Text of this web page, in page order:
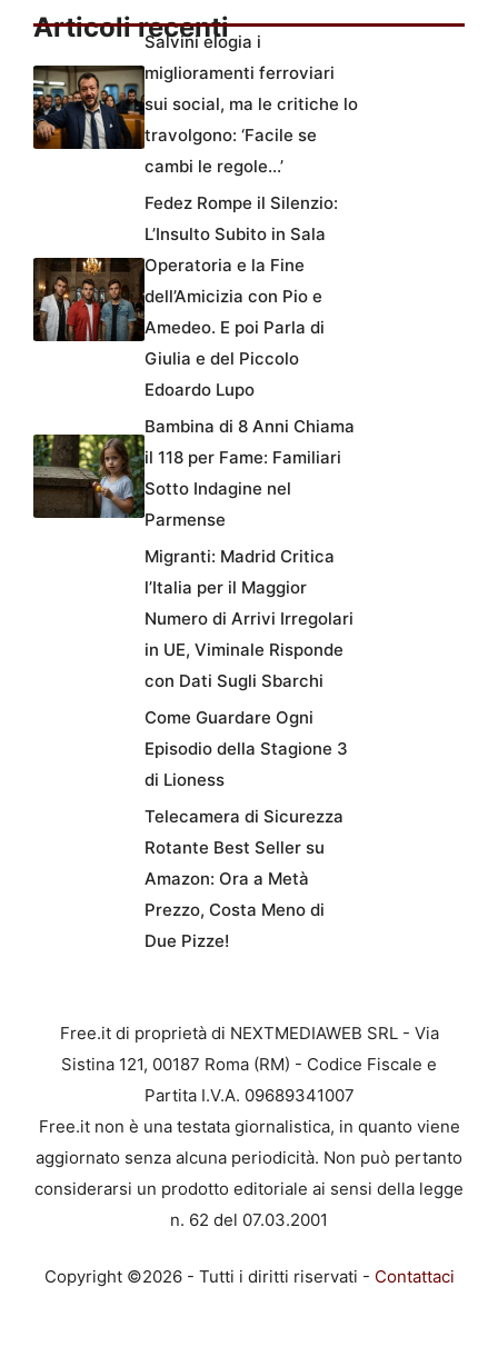
Articoli recenti
Salvini elogia i
miglioramenti ferroviari
sui social, ma le critiche lo
travolgono: ‘Facile se
cambi le regole…’
Fedez Rompe il Silenzio:
L’Insulto Subito in Sala
Operatoria e la Fine
dell’Amicizia con Pio e
Amedeo. E poi Parla di
Giulia e del Piccolo
Edoardo Lupo
Bambina di 8 Anni Chiama
il 118 per Fame: Familiari
Sotto Indagine nel
Parmense
Migranti: Madrid Critica
l’Italia per il Maggior
Numero di Arrivi Irregolari
in UE, Viminale Risponde
con Dati Sugli Sbarchi
Come Guardare Ogni
Episodio della Stagione 3
di Lioness
Telecamera di Sicurezza
Rotante Best Seller su
Amazon: Ora a Metà
Prezzo, Costa Meno di
Due Pizze!
Free.it di proprietà di NEXTMEDIAWEB SRL - Via
Sistina 121, 00187 Roma (RM) - Codice Fiscale e
Partita I.V.A. 09689341007
Free.it non è una testata giornalistica, in quanto viene
aggiornato senza alcuna periodicità. Non può pertanto
considerarsi un prodotto editoriale ai sensi della legge
n. 62 del 07.03.2001
Copyright ©2026 - Tutti i diritti riservati - Contattaci